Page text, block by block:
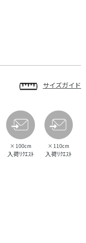
サイズガイド
× 100cm
入荷ﾘｸｴｽﾄ
× 110cm
入荷ﾘｸｴｽﾄ